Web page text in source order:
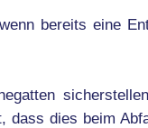
bereits eine
dass dies beim